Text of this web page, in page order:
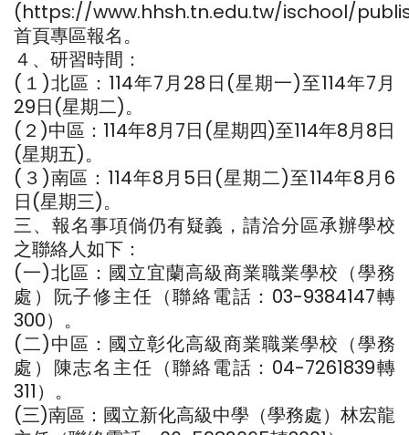
(https://www.hhsh.tn.edu.tw/ischool/
首頁專區報名。
４、研習時間：
(１)北區：114年7月28日(星期一)至114年7月
29日(星期二)。
(２)中區：114年8月7日(星期四)至114年8月8日
(星期五)。
(３)南區：114年8月5日(星期二)至114年8月6
日(星期三)。
三、報名事項倘仍有疑義，請洽分區承辦學校
之聯絡人如下：
(一)北區：國立宜蘭高級商業職業學校（學務
處）阮子修主任（聯絡電話：03-9384147轉
300）。
(二)中區：國立彰化高級商業職業學校（學務
處）陳志名主任（聯絡電話：04-7261839轉
311）。
(三)南區：國立新化高級中學（學務處）林宏龍